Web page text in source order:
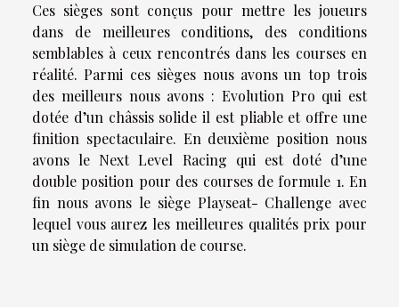
Ces sièges sont conçus pour mettre les joueurs
dans de meilleures conditions, des conditions
semblables à ceux rencontrés dans les courses en
réalité. Parmi ces sièges nous avons un top trois
des meilleurs nous avons : Evolution Pro qui est
dotée d’un châssis solide il est pliable et offre une
finition spectaculaire. En deuxième position nous
avons le Next Level Racing qui est doté d’une
double position pour des courses de formule 1. En
fin nous avons le siège Playseat- Challenge avec
lequel vous aurez les meilleures qualités prix pour
un siège de simulation de course.